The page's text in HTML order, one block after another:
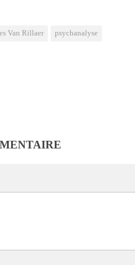
Van Rillaer psychanalyse